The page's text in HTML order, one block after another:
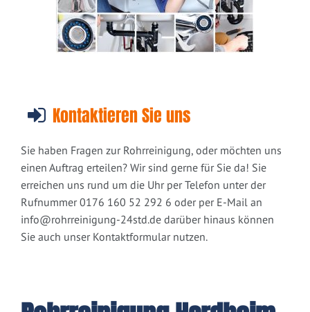
Kontaktieren Sie uns
Sie haben Fragen zur Rohrreinigung, oder möchten uns
einen Auftrag erteilen? Wir sind gerne für Sie da! Sie
erreichen uns rund um die Uhr per Telefon unter der
Rufnummer 0176 160 52 292 6 oder per E-Mail an
info@rohrreinigung-24std.de darüber hinaus können
Sie auch unser Kontaktformular nutzen.